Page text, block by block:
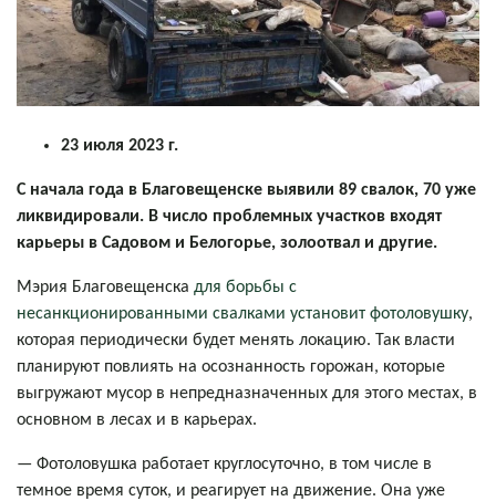
23 июля 2023 г.
С начала года в Благовещенске выявили 89 свалок, 70 уже
ликвидировали. В число проблемных участков входят
карьеры в Садовом и Белогорье, золоотвал и другие.
Мэрия Благовещенска для борьбы с
несанкционированными свалками установит фотоловушку,
которая периодически будет менять локацию. Так власти
планируют повлиять на осознанность горожан, которые
выгружают мусор в непредназначенных для этого местах, в
основном в лесах и в карьерах.
— Фотоловушка работает круглосуточно, в том числе в
темное время суток, и реагирует на движение. Она уже